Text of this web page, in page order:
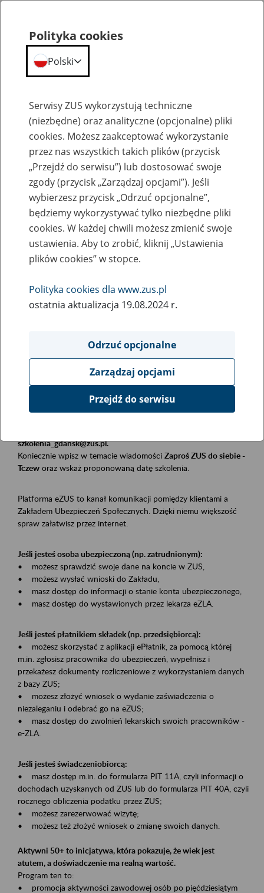
Szkolenia
Zaproś ZUS do siebie: eZUS, wizyty
rezerwowane, e-wizyty, Aktywni 50+
Rodzaj wydarzenia
Szkolenia
Obszar merytoryczny
Płatnicy, ubezpieczeni, świadczeniobiorcy
Opis wydarzenia
Szkolenie stacjonarne w siedzibie firmy, instytucji, urzędu.
szkolenia_gdansk@zus.pl.
Koniecznie wpisz w temacie wiadomości Zaproś ZUS do siebie -
Tczew oraz wskaż proponowaną datę szkolenia.
Platforma eZUS to kanał komunikacji pomiędzy klientami a
Zakładem Ubezpieczeń Społecznych. Dzięki niemu większość
spraw załatwisz przez internet.
Jeśli jesteś osoba ubezpieczoną (np. zatrudnionym):
• możesz sprawdzić swoje dane na koncie w ZUS,
• możesz wysłać wnioski do Zakładu,
• masz dostęp do informacji o stanie konta ubezpieczonego,
• masz dostęp do wystawionych przez lekarza eZLA.
Jeśli jesteś płatnikiem składek (np. przedsiębiorcą):
• możesz skorzystać z aplikacji ePłatnik, za pomocą której
m.in. zgłosisz pracownika do ubezpieczeń, wypełnisz i
przekażesz dokumenty rozliczeniowe z wykorzystaniem danych
z bazy ZUS;
• możesz złożyć wniosek o wydanie zaświadczenia o
niezaleganiu i odebrać go na eZUS;
• masz dostęp do zwolnień lekarskich swoich pracowników -
e-ZLA.
Jeśli jesteś świadczeniobiorcą:
• masz dostęp m.in. do formularza PIT 11A, czyli informacji o
dochodach uzyskanych od ZUS lub do formularza PIT 40A, czyli
rocznego obliczenia podatku przez ZUS;
• możesz zarezerwować wizytę;
• możesz też złożyć wniosek o zmianę swoich danych.
Aktywni 50+ to inicjatywa, która pokazuje, że wiek jest
atutem, a doświadczenie ma realną wartość.
Program ten to:
• promocja aktywności zawodowej osób po pięćdziesiątym
Polityka cookies
Polski
Serwisy ZUS wykorzystują techniczne
(niezbędne) oraz analityczne (opcjonalne) pliki
cookies. Możesz zaakceptować wykorzystanie
przez nas wszystkich takich plików (przycisk
„Przejdź do serwisu”) lub dostosować swoje
zgody (przycisk „Zarządzaj opcjami”). Jeśli
wybierzesz przycisk „Odrzuć opcjonalne”,
będziemy wykorzystywać tylko niezbędne pliki
cookies. W każdej chwili możesz zmienić swoje
ustawienia. Aby to zrobić, kliknij „Ustawienia
plików cookies” w stopce.
Polityka cookies dla www.zus.pl
ostatnia aktualizacja 19.08.2024 r.
Odrzuć opcjonalne
Zarządzaj opcjami
Przejdź do serwisu